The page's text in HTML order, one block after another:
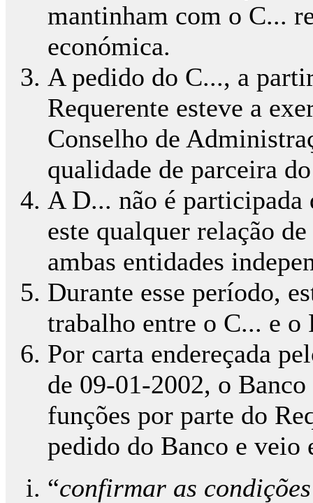
mantinham com o C...
económica.
A pedido do C..., a
Requerente esteve a
Conselho de
qualidade de parceira
A D... não é
este qualquer relação
ambas entidades
Durante esse período,
trabalho entre o C... e o
Por carta endereçada
de 09-01-2002, o
funções por parte do
pedido do Banco e veio
“confirmar as